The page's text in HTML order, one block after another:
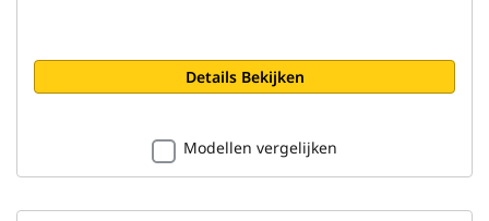
Details Bekijken
Modellen vergelijken